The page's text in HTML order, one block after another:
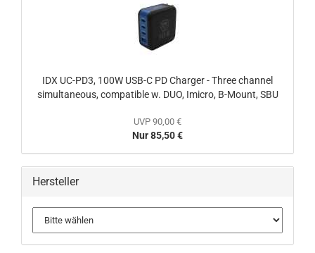
IDX UC-PD3, 100W USB-C PD Charger - Three channel
simultaneous, compatible w. DUO, Imicro, B-Mount, SBU
UVP 90,00 €
Nur 85,50 €
Hersteller